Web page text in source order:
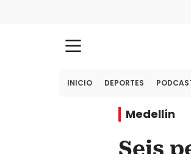
INICIO DEPORTES
Medellín
Seis